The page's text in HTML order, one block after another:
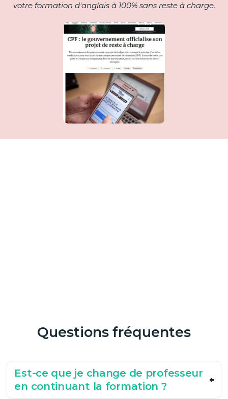
votre formation d'anglais à 100% sans reste à charge.
Questions fréquentes
Est-ce que je change de professeur
en continuant la formation ?